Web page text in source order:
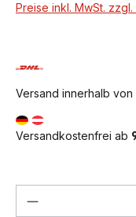
Preise inkl. MwSt.
Versand innerhalb von
Versandkostenfrei ab
Produkt